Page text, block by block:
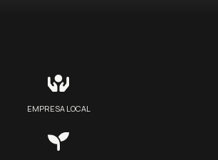
EMPRESA LOCAL